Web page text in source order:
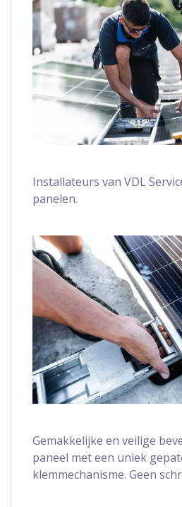
Installateurs van VDL
panelen.
Gemakkelijke en veilige
paneel met een uniek
klemmechanisme. Geen